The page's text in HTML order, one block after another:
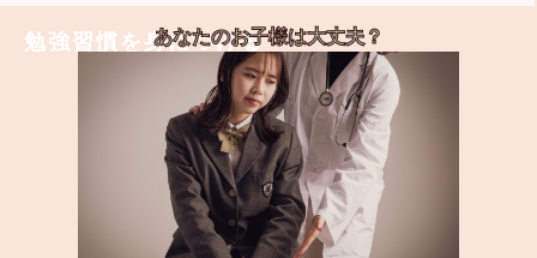
勉強習慣を身につける
あなたのお子様は大丈夫？